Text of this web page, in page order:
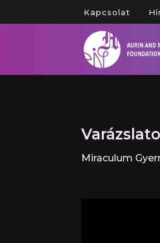
Kapcsolat
Miraculum